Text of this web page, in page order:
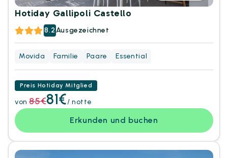
Hotiday Gallipoli Castello
8.2Ausgezeichnet
Movida Familie Paare Essential
Preis Hotiday Mitglied
von 85€81€/ notte
Erkunden und buchen